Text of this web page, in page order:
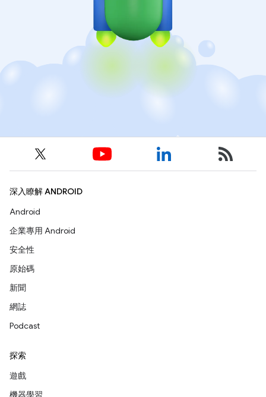
深入瞭解 ANDROID
Android
企業專用 Android
安全性
原始碼
新聞
網誌
Podcast
探索
遊戲
機器學習